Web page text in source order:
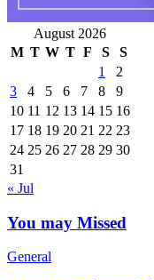
August 2026
M T W T F S
S
1
2
3
4 5 6 7 8
9
10 11 12 13 14 15 16
17 18 19 20 21 22 23
24 25 26 27 28 29 30
31
« Jul
You may Missed
General